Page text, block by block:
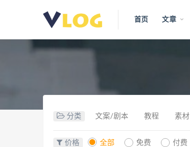
首页 文章
分类 文案/剧本 教程 素材
价格 全部 免费 付费